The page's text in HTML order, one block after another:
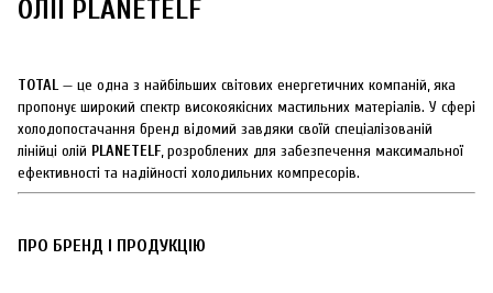
ОЛІЇ PLANETELF
TOTAL— це одна з найбільших світових енергетичних компаній, яка
пропонує широкий спектр високоякісних мастильних матеріалів. У сфері
холодопостачання бренд відомий завдяки своїй спеціалізованій
лінійці олій PLANETELF, розроблених для забезпечення максимальної
ефективності та надійності холодильних компресорів.
ПРО БРЕНД І ПРОДУКЦІЮ